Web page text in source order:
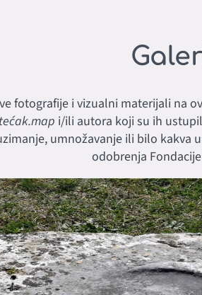
fotografije i vizualni materijali na
i/ili autora koji su ih
umnožavanje ili bilo kakva
odobrenja Fondacije